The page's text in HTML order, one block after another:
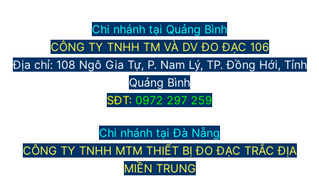
Chi nhánh tại Quảng Bình
CÔNG TY TNHH TM VÀ DV ĐO ĐẠC 106
Địa chỉ: 108 Ngô Gia Tự, P. Nam Lý, TP. Đồng Hới, Tỉnh
Quảng Bình
SĐT: 0972 297 259
Chi nhánh tại Đà Nẵng
CÔNG TY TNHH MTM THIẾT BỊ ĐO ĐẠC TRẮC ĐỊA
MIỀN TRUNG